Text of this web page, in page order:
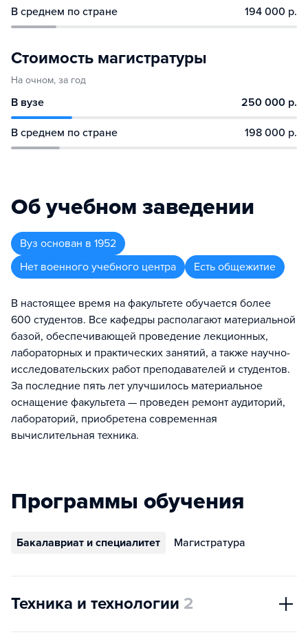
В среднем по стране 194 000 р.
Стоимость магистратуры
На очном, за год
В вузе 250 000 р.
В среднем по стране 198 000 р.
Об учебном заведении
Вуз основан в 1952
Нет военного учебного центра
Есть общежитие
В настоящее время на факультете обучается более
600 студентов. Все кафедры располагают материальной
базой, обеспечивающей проведение лекционных,
лабораторных и практических занятий, а также научно-
исследовательских работ преподавателей и студентов.
За последние пять лет улучшилось материальное
оснащение факультета — проведен ремонт аудиторий,
лабораторий, приобретена современная
вычислительная техника.
Программы обучения
Бакалавриат и специалитет Магистратура
Техника и технологии 2